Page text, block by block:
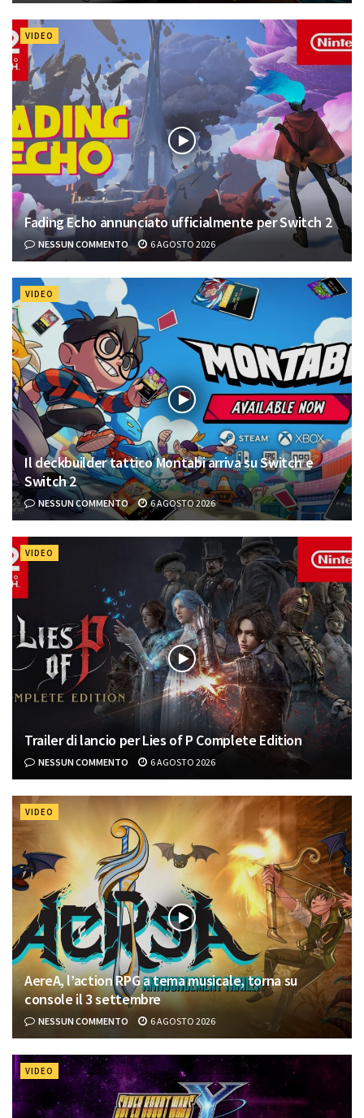
Switch 2!
NESSUN COMMENTO 6 AGOSTO 2026
VIDEO
Fading Echo annunciato ufficialmente per Switch 2
NESSUN COMMENTO 6 AGOSTO 2026
VIDEO
Switch 2
6 AGOSTO 2026
Trailer di lancio per Lies of P Complete Edition
NESSUN COMMENTO 6 AGOSTO 2026
VIDEO
console il 3 settembre
NESSUN COMMENTO 6 AGOSTO 2026